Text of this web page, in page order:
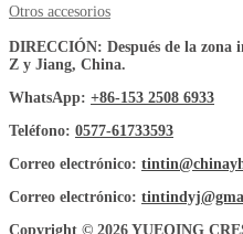
Otros accesorios
DIRECCIÓN: Después de la
Z y Jiang, China.
WhatsApp: +86-153 2508 6933
Teléfono: 0577-61733593
Correo electrónico:
Correo electrónico:
Copyright © 2026 YUEQING